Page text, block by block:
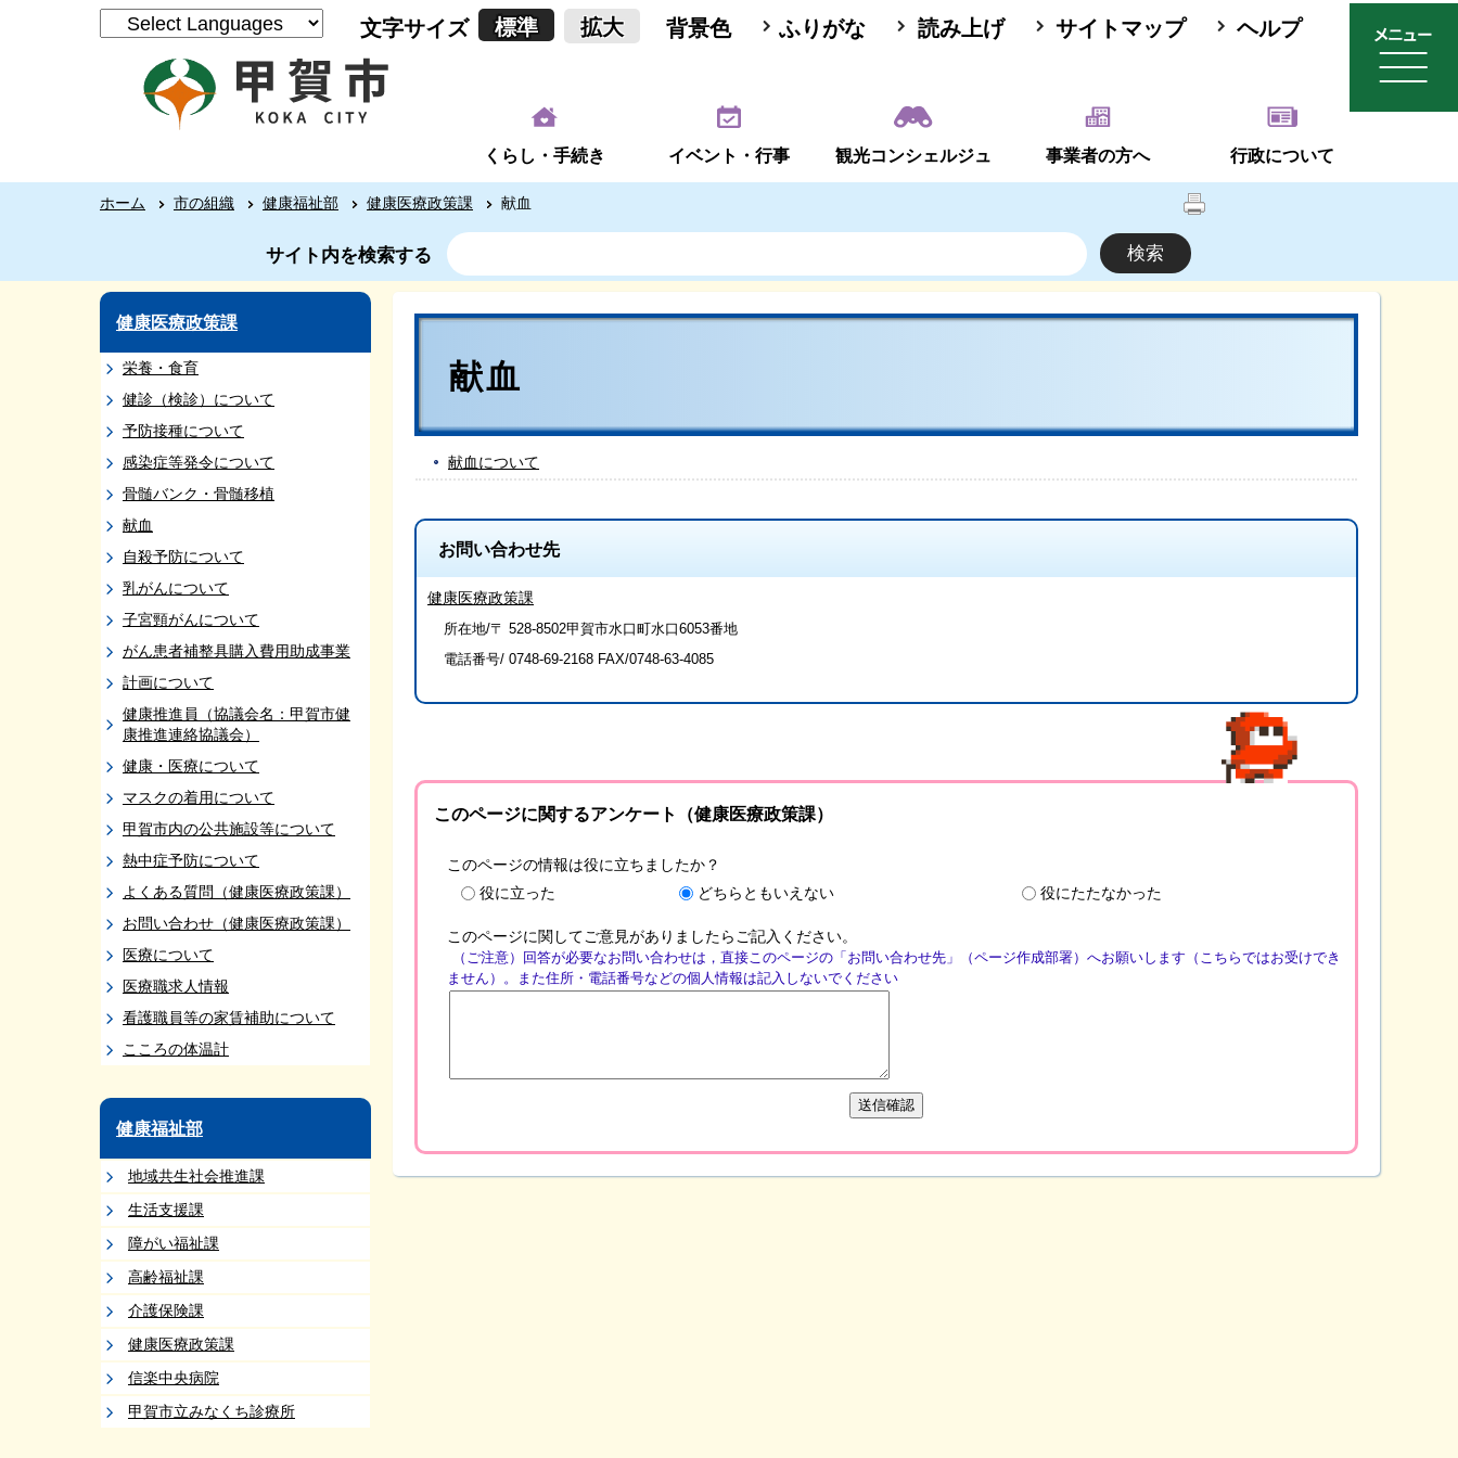
文字サイズ 標準 拡大 背景色 ふりがな 読み上げ サイトマップ ヘルプ
くらし・手続き イベント・行事 観光コンシェルジュ 事業者の方へ 行政について
ホーム 市の組織 健康福祉部 健康医療政策課 献血
サイト内を検索する
健康医療政策課
栄養・食育
健診（検診）について
予防接種について
感染症等発令について
骨髄バンク・骨髄移植
献血
自殺予防について
乳がんについて
子宮頸がんについて
がん患者補整具購入費用助成事業
計画について
健康推進員（協議会名：甲賀市健
康推進連絡協議会）
健康・医療について
マスクの着用について
甲賀市内の公共施設等について
熱中症予防について
よくある質問（健康医療政策課）
お問い合わせ（健康医療政策課）
医療について
医療職求人情報
看護職員等の家賃補助について
こころの体温計
健康福祉部
地域共生社会推進課
生活支援課
障がい福祉課
高齢福祉課
介護保険課
健康医療政策課
信楽中央病院
甲賀市立みなくち診療所
献血
献血について
お問い合わせ先
健康医療政策課
所在地/〒 528-8502甲賀市水口町水口6053番地
電話番号/ 0748-69-2168 FAX/0748-63-4085
このページに関するアンケート（健康医療政策課）
このページの情報は役に立ちましたか？
役に立った
どちらともいえない 役にたたなかった
このページに関してご意見がありましたらご記入ください。
（ご注意）回答が必要なお問い合わせは，直接このページの「お問い合わせ先」（ページ作成部署）へお願いします（こちらではお受けでき
ません）。また住所・電話番号などの個人情報は記入しないでください